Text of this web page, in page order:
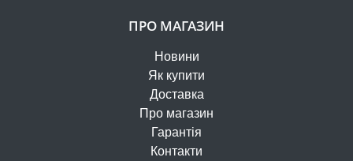
ПРО МАГАЗИН
Новини
Як купити
Доставка
Про магазин
Гарантія
Контакти